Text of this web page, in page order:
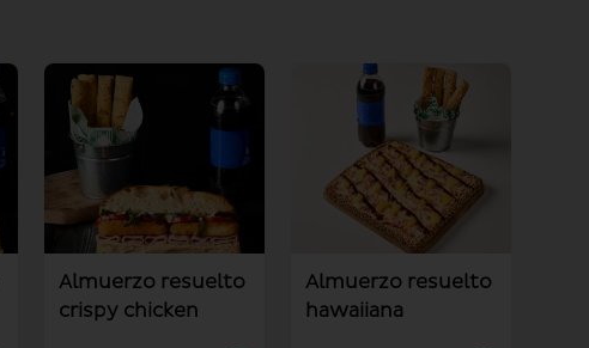
Almuerzo resuelto
crispy chicken
Almuerzo resuelto
hawaiiana